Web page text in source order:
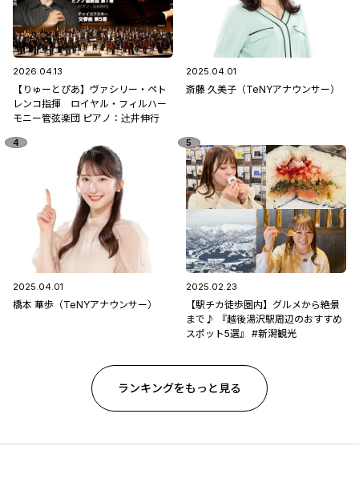
2026.04.13
【りゅーとぴあ】ヴァシリー・ペト
レンコ指揮 ロイヤル・フィルハー
モニー管弦楽団 ピアノ：辻󠄀井伸行
2025.04.01
斎藤 久美子（TeNYアナウンサー）
2025.04.01
橋本 華歩（TeNYアナウンサー）
2025.02.23
【駅チカ徒歩圏内】グルメから絶景
まで♪ 『越後湯沢駅周辺のおすすめ
スポット5選』 #新潟観光
ランキングをもっと見る